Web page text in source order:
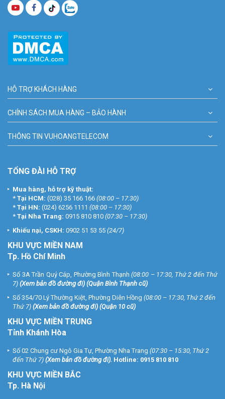
HỖ TRỢ KHÁCH HÀNG
CHÍNH SÁCH MUA HÀNG – BẢO HÀNH
THÔNG TIN VUHOANGTELECOM
TỔNG ĐÀI HỖ TRỢ
Mua hàng, hỗ trợ kỹ thuật:
* Tại HCM: (028) 35 166 166 (08:00 – 17:30)
* Tại HN: (024) 6256 1111 (08:00 – 17:30)
* Tại Nha Trang: 0915 810 810 (07:30 – 17:30)
Khiếu nại, CSKH: 0902 51 53 55 (24/7)
KHU VỰC MIỀN NAM
Tp. Hồ Chí Minh
Số 3A Trần Quý Cáp, Phường Bình Thạnh (08:00 – 17:30, Thứ 2 đến Thứ
7) (Xem bản đồ đường đi) (Quận Bình Thạnh cũ)
Số 354/70 Lý Thường Kiệt, Phường Diên Hồng (08:00 – 17:30, Thứ 2 đến
Thứ 7) (Xem bản đồ đường đi) (Quận 10 cũ)
KHU VỰC MIỀN TRUNG
Tỉnh Khánh Hòa
Số 02 Chung cư Ngô Gia Tự, Phường Nha Trang (07:30 – 15:30, Thứ 2
đến Thứ 7) (Xem bản đồ đường đi). Hotline: 0915 810 810
KHU VỰC MIỀN BẮC
Tp. Hà Nội